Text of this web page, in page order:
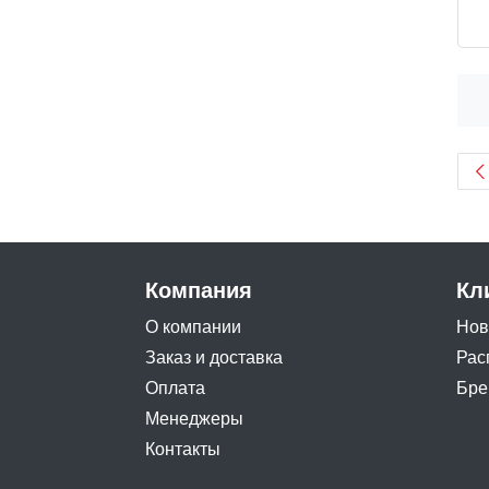
Компания
О компании
Заказ и доставка
Оплата
Менеджеры
Контакты